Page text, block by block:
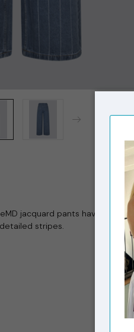
jacquard pants have a high
stripes.